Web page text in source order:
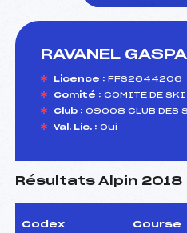
RAVANEL
Licence : FFS2644206
Comité : COMITE DE SKI
Club : 09008 CLUB DES
Val. Lic. : Oui
Résultats Alpin 2018
Codex Course